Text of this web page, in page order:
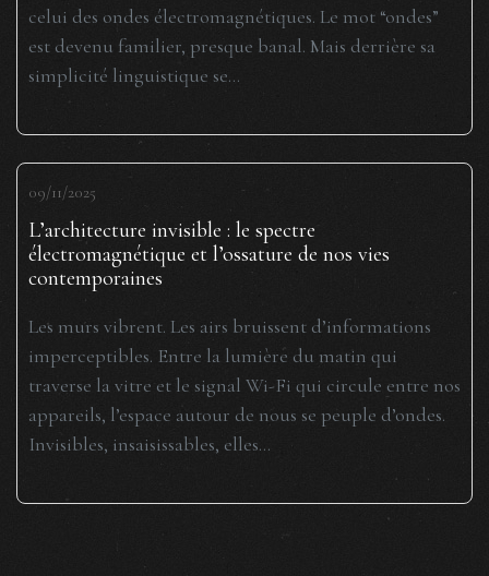
celui des ondes électromagnétiques. Le mot “ondes”
est devenu familier, presque banal. Mais derrière sa
simplicité linguistique se...
09/11/2025
L’architecture invisible : le spectre
électromagnétique et l’ossature de nos vies
contemporaines
Les murs vibrent. Les airs bruissent d’informations
imperceptibles. Entre la lumière du matin qui
traverse la vitre et le signal Wi-Fi qui circule entre nos
appareils, l’espace autour de nous se peuple d’ondes.
Invisibles, insaisissables, elles...